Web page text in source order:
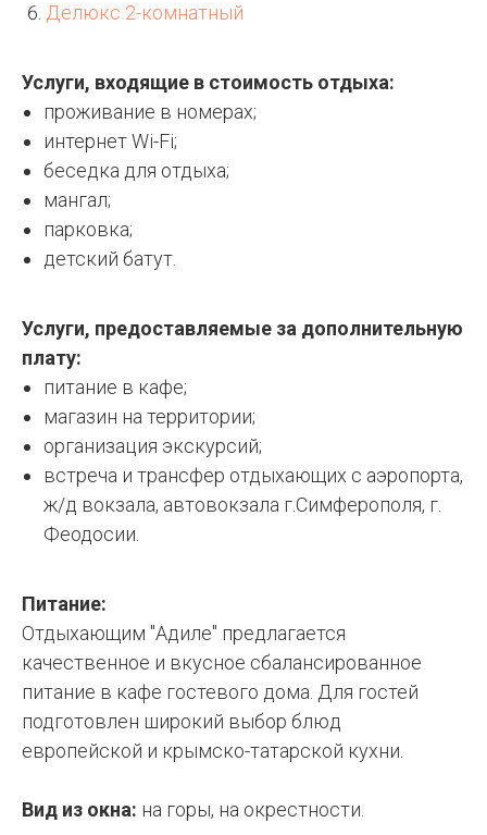
Делюкс 2-комнатный
Услуги, входящие в стоимость отдыха:
проживание в номерах;
интернет Wi-Fi;
беседка для отдыха;
мангал;
парковка;
детский батут.
Услуги, предоставляемые за дополнительную
плату:
питание в кафе;
магазин на территории;
организация экскурсий;
встреча и трансфер отдыхающих с аэропорта,
ж/д вокзала, автовокзала г.Симферополя, г.
Феодосии.
Питание:
Отдыхающим "Адиле" предлагается
качественное и вкусное сбалансированное
питание в кафе гостевого дома. Для гостей
подготовлен широкий выбор блюд
европейской и крымско-татарской кухни.
Вид из окна: на горы, на окрестности.